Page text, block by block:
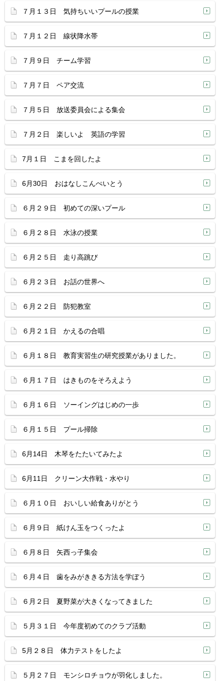
７月１３日 気持ちいいプールの授業
７月１２日 線状降水帯
７月９日 チーム学習
７月７日 ペア交流
７月５日 放送委員会による集会
７月２日 楽しいよ 英語の学習
7月１日 こまを回したよ
6月30日 おはなしこんぺいとう
６月２９日 初めての深いプール
６月２８日 水泳の授業
６月２５日 走り高跳び
６月２３日 お話の世界へ
６月２２日 防犯教室
６月２１日 かえるの合唱
６月１８日 教育実習生の研究授業がありました。
６月１７日 はきものをそろえよう
６月１６日 ソーイングはじめの一歩
６月１５日 プール掃除
6月14日 木琴をたたいてみたよ
6月11日 クリーン大作戦・水やり
６月１０日 おいしい給食ありがとう
６月９日 紙けん玉をつくったよ
６月８日 矢西っ子集会
６月４日 歯をみがききる方法を学ぼう
６月２日 夏野菜が大きくなってきました
５月３１日 今年度初めてのクラブ活動
5月２８日 体力テストをしたよ
５月２７日 モンシロチョウが羽化しました。